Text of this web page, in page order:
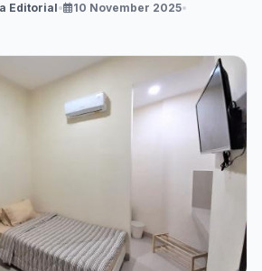
Editorial• 10 November 2025•